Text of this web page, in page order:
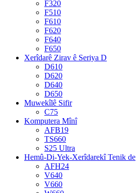
F320
F510
F610
F620
F640
F650
Xerîdarê Zirav ê Seriya D
D610
D620
D640
D650
Muwekîlê Sifir
C75
Komputera Mînî
AFB19
TS660
S25 Ultra
Hemû-Di-Yek-Xerîdarekî Tenik de
AFH24
V640
V660